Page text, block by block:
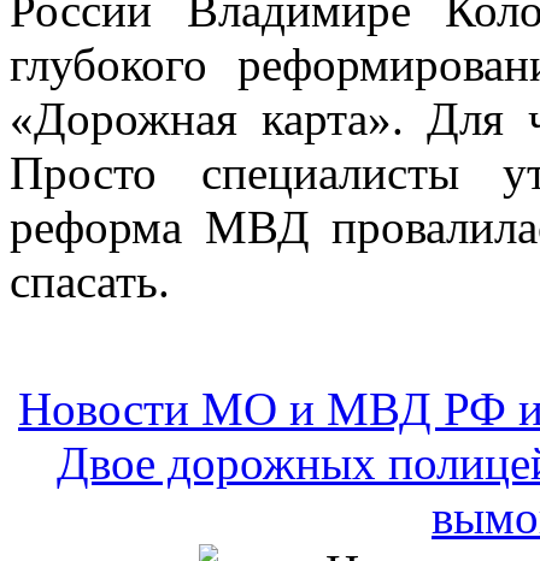
Новости МО и МВД РФ
Двое дорожных
Два сотрудника ДПС
подозрению в
субботу